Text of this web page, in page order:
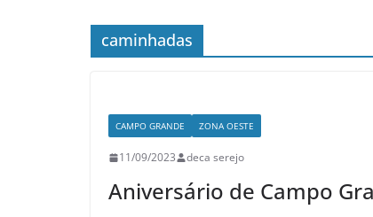
caminhadas
CAMPO GRANDE ZONA OESTE
11/09/2023 deca serejo
Aniversário de Campo